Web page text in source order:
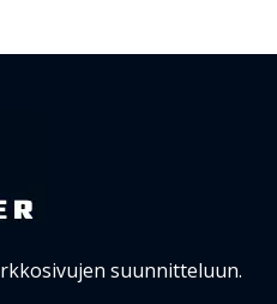
suunnitteluun.